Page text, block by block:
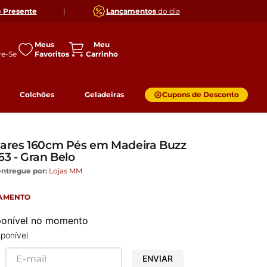
Presente | Lançamentosdo dia
Meus
Favoritos
Colchões Geladeiras Cupons de Desconto
160cm Pés em Madeira Buzz
- Gran Belo
por: Lojas MM
no momento
ENVIAR